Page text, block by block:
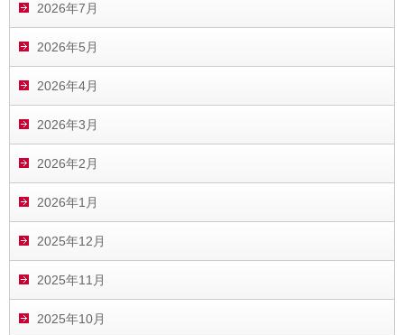
2026年7月
2026年5月
2026年4月
2026年3月
2026年2月
2026年1月
2025年12月
2025年11月
2025年10月